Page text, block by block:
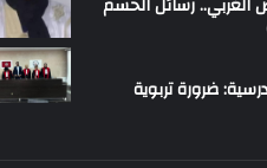
ضرورة تربوية